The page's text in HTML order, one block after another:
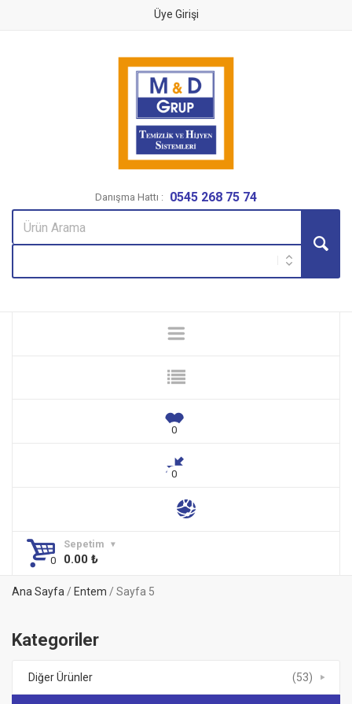
Üye Girişi
Danışma Hattı : 0545 268 75 74
Sepetim
0.00 ₺
Ana Sayfa/ Entem / Sayfa 5
Kategoriler
Diğer Ürünler (53)